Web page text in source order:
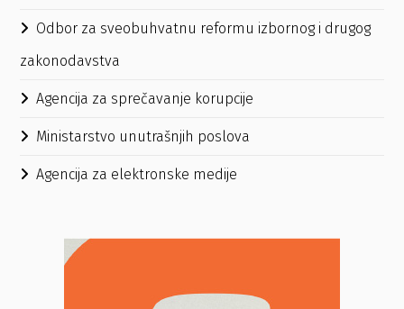
Odbor za sveobuhvatnu reformu izbornog i drugog
zakonodavstva
Agencija za sprečavanje korupcije
Ministarstvo unutrašnjih poslova
Agencija za elektronske medije